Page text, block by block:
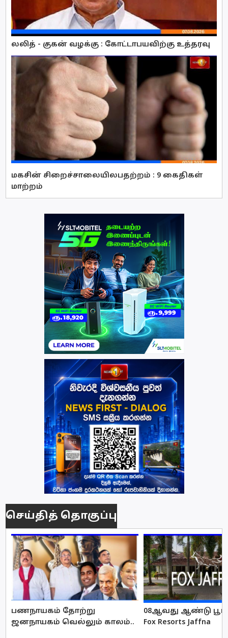
லலித் - குகன் வழக்கு : கோட்டாபயவிற்கு உத்தரவு
மகசின் சிறைச்சாலையிலபதற்றம் : 9 கைதிகள்
மாற்றம்
செய்தித் தொகுப்பு
பணநாயகம் தோற்று
ஜனநாயகம் வெல்லும் காலம்..
08ஆவது ஆண்டு
Fox Resorts Jaffna